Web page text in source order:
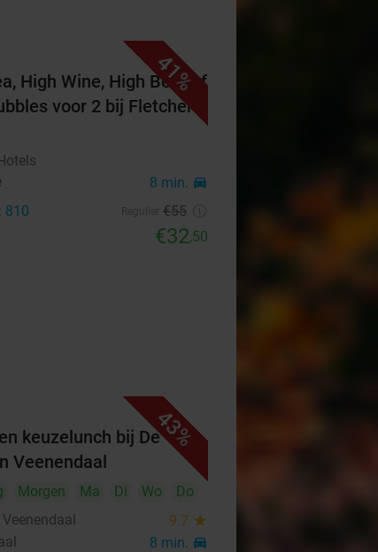
41%
High Wine, High Beer of
voor 2 bij Fletcher
8 min. directions_car
810 €55
€32,50
43%
keuzelunch bij De
Veenendaal
Morgen Ma Di Wo
Do
Veenendaal
9.7 star
8 min. directions_car